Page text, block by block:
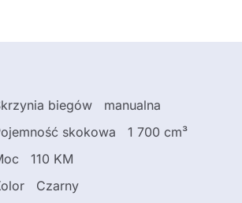
biegów
manualna
skokowa
1 700 cm³
110 KM
Czarny